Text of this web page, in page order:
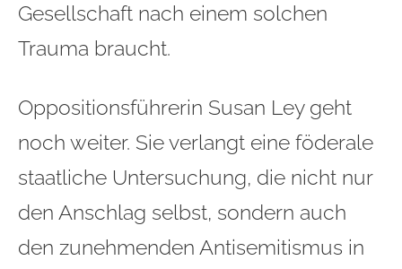
Gesellschaft nach einem solchen
Trauma braucht.
Oppositionsführerin Susan Ley geht
noch weiter. Sie verlangt eine föderale
staatliche Untersuchung, die nicht nur
den Anschlag selbst, sondern auch
den zunehmenden Antisemitismus in